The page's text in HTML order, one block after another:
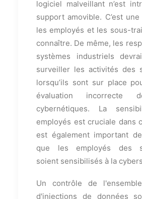
logiciel malveillant n’est
support amovible. C’est
les employés et les sous-
connaître. De même, les
systèmes industriels
surveiller les activités des
lorsqu’ils sont sur place
évaluation incorrecte
cybernétiques. La
employés est cruciale dans
est également important
que les employés des
soient sensibilisés à la
Un contrôle de
d'injections de données